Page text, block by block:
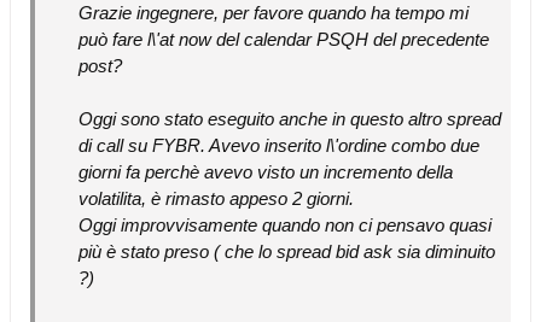
Grazie ingegnere, per favore quando ha tempo mi
può fare l\'at now del calendar PSQH del precedente
post?
Oggi sono stato eseguito anche in questo altro spread
di call su FYBR. Avevo inserito l\'ordine combo due
giorni fa perchè avevo visto un incremento della
volatilita, è rimasto appeso 2 giorni.
Oggi improvvisamente quando non ci pensavo quasi
più è stato preso ( che lo spread bid ask sia diminuito
?)